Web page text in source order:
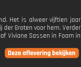
Het is alweer vijftien jaar
Groten voor hem. Verder
Viviane Sassen in Foam in